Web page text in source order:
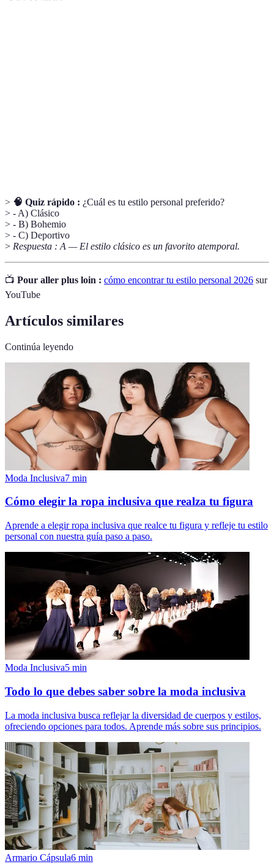
> 🧠 Quiz rápido : ¿Cuál es tu estilo personal preferido?
> - A) Clásico
> - B) Bohemio
> - C) Deportivo
> Respuesta : A — El estilo clásico es un favorito atemporal.
📺 Pour aller plus loin : cómo encontrar tu estilo personal 2026 sur
YouTube
Artículos similares
Continúa leyendo
Moda Inclusiva7 min
Cómo elegir la ropa inclusiva que realza tu figura
Aprende a elegir ropa inclusiva que realce tu figura y refleje tu estilo
personal con nuestra guía paso a paso.
Moda Inclusiva5 min
Todo lo que debes saber sobre la moda inclusiva
La moda inclusiva busca reflejar la diversidad de cuerpos y estilos,
ofreciendo opciones para todos. Aprende más sobre sus principios.
Armario Cápsula6 min